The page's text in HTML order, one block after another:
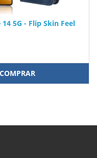
5G - Flip Skin Feel